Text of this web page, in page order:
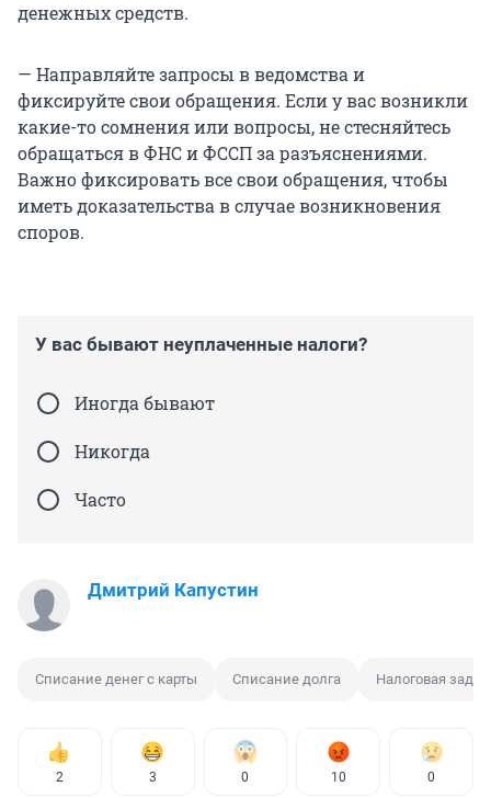
денежных средств.
— Направляйте запросы в ведомства и
фиксируйте свои обращения. Если у вас возникли
какие-то сомнения или вопросы, не стесняйтесь
обращаться в ФНС и ФССП за разъяснениями.
Важно фиксировать все свои обращения, чтобы
иметь доказательства в случае возникновения
споров.
У вас бывают неуплаченные налоги?
Иногда бывают
Никогда
Часто
Дмитрий Капустин
Списание денег с карты Списание долга Налоговая
2 3 0 10 0